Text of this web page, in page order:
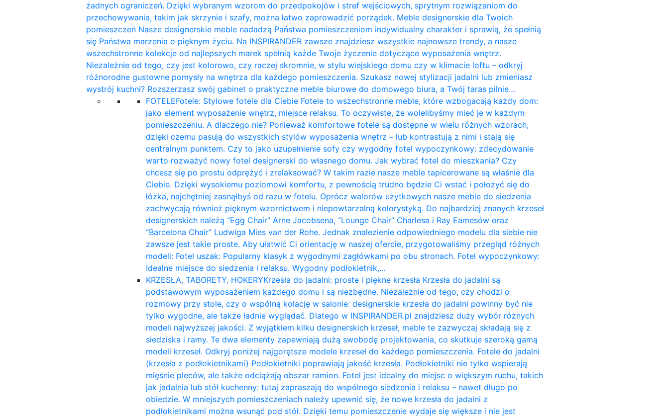
żadnych ograniczeń. Dzięki wybranym wzorom do przedpokojów i stref wejściowych, sprytnym rozwiązaniom do
przechowywania, takim jak skrzynie i szafy, można łatwo zaprowadzić porządek. Meble designerskie dla Twoich
pomieszczeń Nasze designerskie meble nadadzą Państwa pomieszczeniom indywidualny charakter i sprawią, że spełnią
się Państwa marzenia o pięknym życiu. Na INSPIRANDER zawsze znajdziesz wszystkie najnowsze trendy, a nasze
wszechstronne kolekcje od najlepszych marek spełnią każde Twoje życzenie dotyczące wyposażenia wnętrz.
Niezależnie od tego, czy jest kolorowo, czy raczej skromnie, w stylu wiejskiego domu czy w klimacie loftu – odkryj
różnorodne gustowne pomysły na wnętrza dla każdego pomieszczenia. Szukasz nowej stylizacji jadalni lub zmieniasz
wystrój kuchni? Rozszerzasz swój gabinet o praktyczne meble biurowe do domowego biura, a Twój taras pilnie…
FOTELEFotele: Stylowe fotele dla Ciebie Fotele to wszechstronne meble, które wzbogacają każdy dom:
jako element wyposażenie wnętrz, miejsce relaksu. To oczywiste, że wolelibyśmy mieć je w każdym
pomieszczeniu. A dlaczego nie? Ponieważ komfortowe fotele są dostępne w wielu różnych wzorach,
dzięki czemu pasują do wszystkich stylów wyposażenia wnętrz – lub kontrastują z nimi i stają się
centralnym punktem. Czy to jako uzupełnienie sofy czy wygodny fotel wypoczynkowy: zdecydowanie
warto rozważyć nowy fotel designerski do własnego domu. Jak wybrać fotel do mieszkania? Czy
chcesz się po prostu odprężyć i zrelaksować? W takim razie nasze meble tapicerowane są właśnie dla
Ciebie. Dzięki wysokiemu poziomowi komfortu, z pewnością trudno będzie Ci wstać i położyć się do
łóżka, najchętniej zasnąłbyś od razu w fotelu. Oprócz walorów użytkowych nasze meble do siedzenia
zachwycają również pięknym wzornictwem i niepowtarzalną kolorystyką. Do najbardziej znanych krzeseł
designerskich należą “Egg Chair” Arne Jacobsena, “Lounge Chair” Charlesa i Ray Eamesów oraz
“Barcelona Chair” Ludwiga Mies van der Rohe. Jednak znalezienie odpowiedniego modelu dla siebie nie
zawsze jest takie proste. Aby ułatwić Ci orientację w naszej ofercie, przygotowaliśmy przegląd różnych
modeli: Fotel uszak: Popularny klasyk z wygodnymi zagłówkami po obu stronach. Fotel wypoczynkowy:
Idealne miejsce do siedzenia i relaksu. Wygodny podłokietnik,…
KRZESŁA, TABORETY, HOKERYKrzesła do jadalni: proste i piękne krzesła Krzesła do jadalni są
podstawowym wyposażeniem każdego domu i są niezbędne. Niezależnie od tego, czy chodzi o
rozmowy przy stole, czy o wspólną kolację w salonie: designerskie krzesła do jadalni powinny być nie
tylko wygodne, ale także ładnie wyglądać. Dlatego w INSPIRANDER.pl znajdziesz duży wybór różnych
modeli najwyższej jakości. Z wyjątkiem kilku designerskich krzeseł, meble te zazwyczaj składają się z
siedziska i ramy. Te dwa elementy zapewniają dużą swobodę projektowania, co skutkuje szeroką gamą
modeli krzeseł. Odkryj poniżej najgorętsze modele krzeseł do każdego pomieszczenia. Fotele do jadalni
(krzesła z podłokietnikami) Podłokietniki poprawiają jakość krzesła. Podłokietniki nie tylko wspierają
mięśnie pleców, ale także odciążają obszar ramion. ​Fotel jest idealny do miejsc o większym ruchu, takich
jak jadalnia lub stół kuchenny: tutaj zapraszają do wspólnego siedzenia i relaksu – nawet długo po
obiedzie. W mniejszych pomieszczeniach należy upewnić się, że nowe krzesła do jadalni z
podłokietnikami można wsunąć pod stół. Dzięki temu pomieszczenie wydaje się większe i nie jest